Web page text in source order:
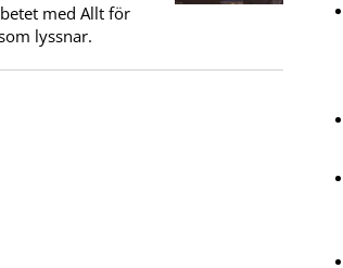
med Allt för
lyssnar.